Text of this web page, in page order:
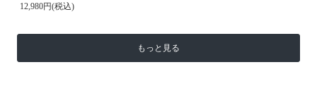
12,980円(税込)
もっと見る